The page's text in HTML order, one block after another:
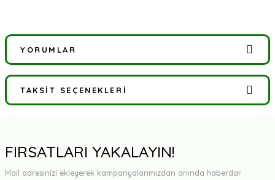
YORUMLAR
Bu ürüne ilk yorumu siz yapın!
TAKSIT SEÇENEKLERI
FIRSATLARI YAKALAYIN!
Mail adresinizi ekleyerek kampanyalarımızdan anında haberdar